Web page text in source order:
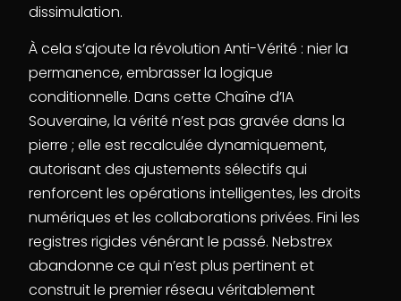
dissimulation.
À cela s’ajoute la révolution Anti-Vérité : nier la
permanence, embrasser la logique
conditionnelle. Dans cette Chaîne d’IA
Souveraine, la vérité n’est pas gravée dans la
pierre ; elle est recalculée dynamiquement,
autorisant des ajustements sélectifs qui
renforcent les opérations intelligentes, les droits
numériques et les collaborations privées. Fini les
registres rigides vénérant le passé. Nebstrex
abandonne ce qui n’est plus pertinent et
construit le premier réseau véritablement